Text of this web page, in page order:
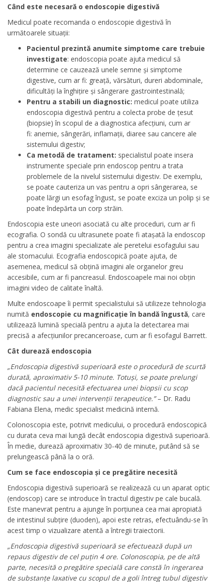
Când este necesară o endoscopie digestivă
Medicul poate recomanda o endoscopie digestivă în
următoarele situații:
Pacientul prezintă anumite simptome care trebuie
investigate: endoscopia poate ajuta medicul să
determine ce cauzează unele semne și simptome
digestive, cum ar fi: greață, vărsături, dureri abdominale,
dificultăți la înghițire și sângerare gastrointestinală;
Pentru a stabili un diagnostic: medicul poate utiliza
endoscopia digestivă pentru a colecta probe de țesut
(biopsie) în scopul de a diagnostica afecțiuni, cum ar
fi: anemie, sângerări, inflamații, diaree sau cancere ale
sistemului digestiv;
Ca metodă de tratament: specialistul poate insera
instrumente speciale prin endoscop pentru a trata
problemele de la nivelul sistemului digestiv. De exemplu,
se poate cauteriza un vas pentru a opri sângerarea, se
poate lărgi un esofag îngust, se poate exciza un polip și se
poate îndepărta un corp străin.
Endoscopia este uneori asociată cu alte proceduri, cum ar fi
ecografia. O sondă cu ultrasunete poate fi atașată la endoscop
pentru a crea imagini specializate ale peretelui esofagului sau
ale stomacului. Ecografia endoscopică poate ajuta, de
asemenea, medicul să obțină imagini ale organelor greu
accesibile, cum ar fi pancreasul. Endoscoapele mai noi obțin
imagini video de calitate înaltă.
Multe endoscoape îi permit specialistului să utilizeze tehnologia
numită endoscopie cu magnificație în bandă îngustă, care
utilizează lumină specială pentru a ajuta la detectarea mai
precisă a afecțiunilor precanceroase, cum ar fi esofagul Barrett.
Cât durează endoscopia
„Endoscopia digestivă superioară este o procedură de scurtă
durată, aproximativ 5-10 minute. Totuși, se poate prelungi
dacă pacientul necesită efectuarea unei biopsii cu scop
diagnostic sau a unei intervenții terapeutice.”– Dr. Radu
Fabiana Elena, medic specialist medicină internă.
Colonoscopia este, potrivit medicului, o procedură endoscopică
cu durata ceva mai lungă decât endoscopia digestivă superioară.
În medie, durează aproximativ 30-40 de minute, putând să se
prelungească până la o oră.
Cum se face endoscopia și ce pregătire necesită
Endoscopia digestivă superioară se realizează cu un aparat optic
(endoscop) care se introduce în tractul digestiv pe cale bucală.
Este manevrat pentru a ajunge în porţiunea cea mai apropiată
de intestinul subţire (duoden), apoi este retras, efectuându-se în
acest timp o vizualizare atentă a întregii traiectorii.
„Endoscopia digestivă superioară se efectuează după un
repaus digestiv de cel puțin 4 ore. Colonoscopia, pe de altă
parte, necesită o pregătire specială care constă în ingerarea
de substanțe laxative cu scopul de a goli întreg tubul digestiv